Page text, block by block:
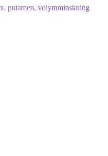
, putamen, volymminskning